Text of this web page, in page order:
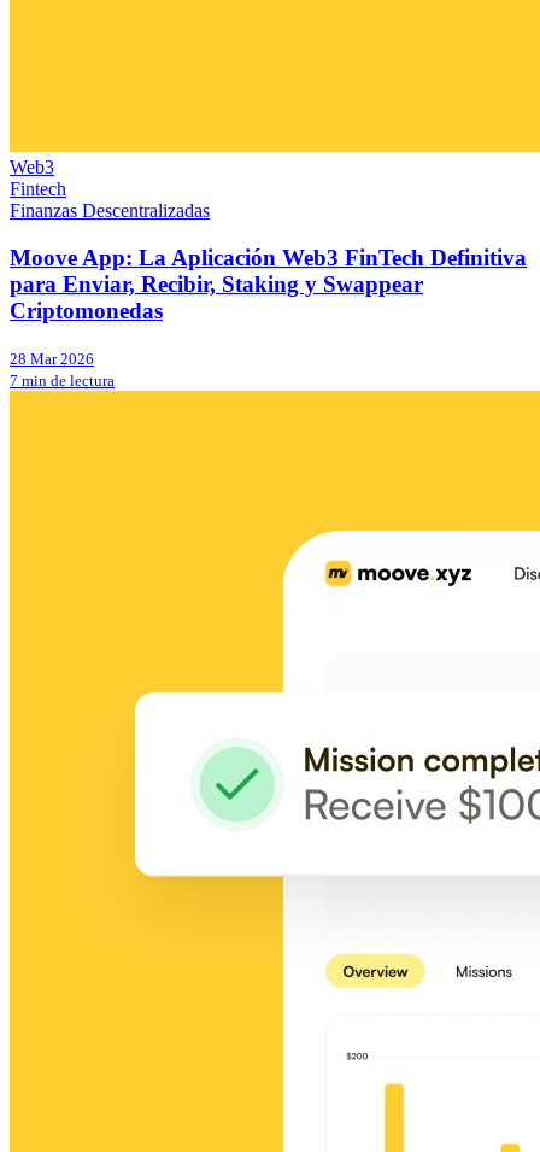
Web3
Fintech
Finanzas Descentralizadas
Moove App: La Aplicación Web3 FinTech Definitiva
para Enviar, Recibir, Staking y Swappear
Criptomonedas
28 Mar 2026
7 min de lectura